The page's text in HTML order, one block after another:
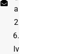
a
2
6.
lv